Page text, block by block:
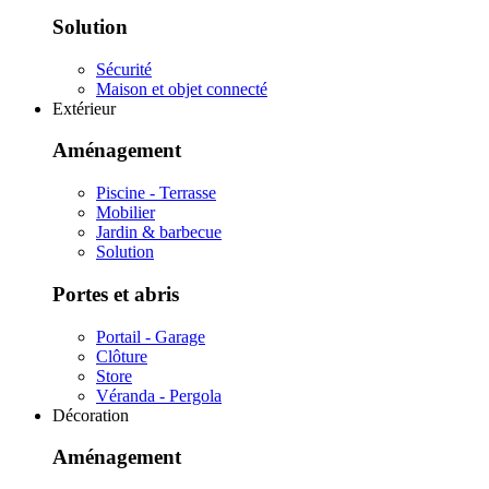
Solution
Sécurité
Maison et objet connecté
Extérieur
Aménagement
Piscine - Terrasse
Mobilier
Jardin & barbecue
Solution
Portes et abris
Portail - Garage
Clôture
Store
Véranda - Pergola
Décoration
Aménagement